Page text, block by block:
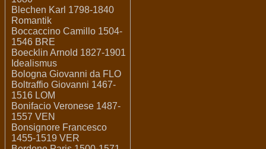
Blechen Karl 1798-1840
Romantik
Boccaccino Camillo 1504-
1546 BRE
Boecklin Arnold 1827-1901
Idealismus
Bologna Giovanni da FLO
Boltraffio Giovanni 1467-
1516 LOM
Bonifacio Veronese 1487-
1557 VEN
Bonsignore Francesco
1455-1519 VER